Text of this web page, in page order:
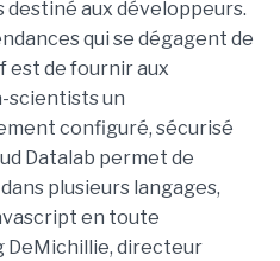
destiné aux développeurs.
qui se dégagent de
est de fournir aux
scientists un
configuré, sécurisé
Datalab permet de
plusieurs langages,
en toute
DeMichillie, directeur